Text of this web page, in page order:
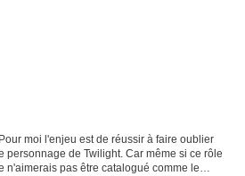
moi l'enjeu est de réussir à faire oublier
personnage de Twilight. Car même si ce rôle
n'aimerais pas être catalogué comme le